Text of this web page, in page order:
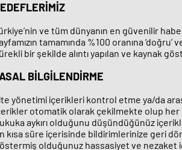
ve tüm dünyanın en güvenilir
tamamında %100 oranına ‘doğru’
bir şekilde alıntı yapılan ve kaynak
BİLGİLENDİRME
yönetimi içerikleri kontrol etme ya/da
otomatik olarak çekilmekte olup
aykırı olduğunu düşündüğünüz
kısa süre içerisinde bildirimlerinize geri
olduğunuz hassasiyet ve nezaket